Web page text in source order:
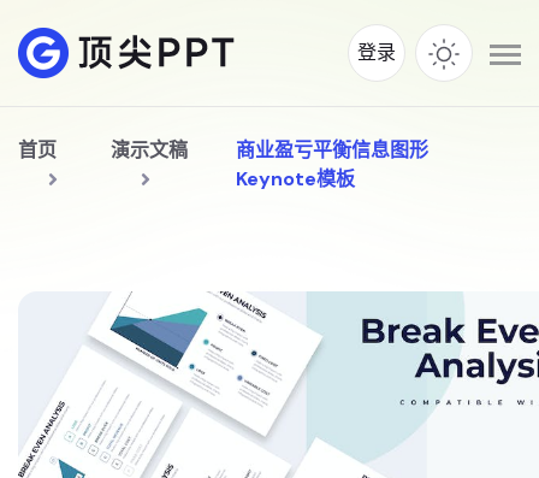
登录
首页 演示文稿
商业盈亏平衡信息图形
Keynote模板